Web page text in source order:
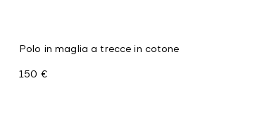
Polo in maglia a trecce in cotone
150 €